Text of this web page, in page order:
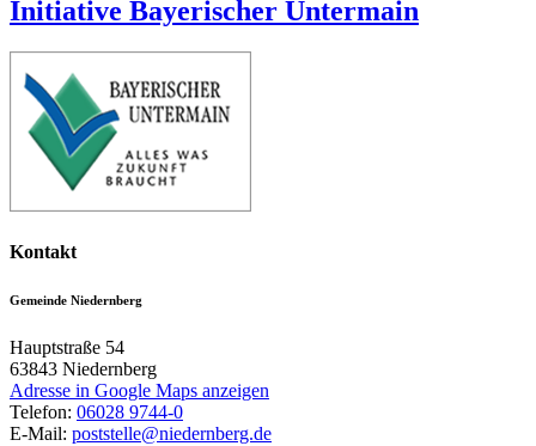
Initiative Bayerischer Untermain
Kontakt
Gemeinde Niedernberg
Hauptstraße 54
63843 Niedernberg
Adresse in Google Maps anzeigen
Telefon: 06028 9744-0
E-Mail: poststelle@niedernberg.de